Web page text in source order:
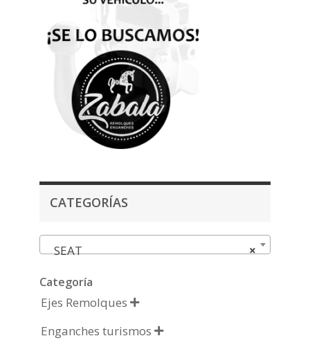
CATEGORÍAS
×
SEAT
Categoría
Ejes Remolques 
Enganches turismos 